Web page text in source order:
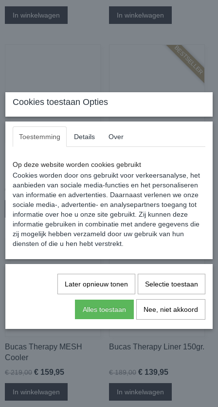
In winkelwagen In winkelwagen
Mesh Cooler Hals
(halsdeel)
€ 49,95 € 39,95
In winkelwagen
BESTSELLER
€ 199,00 € 139,95
In winkelwagen
Bucas Therapy MESH
Cooler
€ 219,00 € 159,95
In winkelwagen
Bucas Therapy Liner 150gr.
€ 189,00 € 139,95
In winkelwagen
Cookies toestaan Opties
Toestemming Details Over
Op deze website worden cookies gebruikt
Cookies worden door ons gebruikt voor verkeersanalyse, het
aanbieden van sociale media-functies en het personaliseren
van informatie en advertenties. Daarnaast verlenen we onze
sociale media-, advertentie- en analysepartners toegang tot
informatie over hoe u onze site gebruikt. Zij kunnen deze
informatie gebruiken in combinatie met andere gegevens die
zij mogelijk hebben verzameld door uw gebruik van hun
diensten of die u hen hebt verstrekt.
Later opnieuw tonen Selectie toestaan
Alles toestaan Nee, niet akkoord